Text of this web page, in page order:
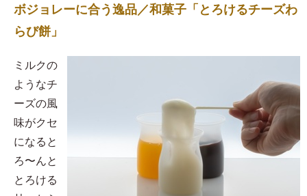
ボジョレーに合う逸品／和菓子「とろけるチーズわ
らび餅」
​ミルクの
ようなチ
ーズの風
味がクセ
になると
ろ〜んと
とろける